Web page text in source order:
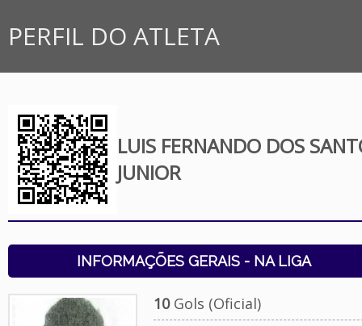
PERFIL DO ATLETA
LUIS FERNANDO DOS
JUNIOR
INFORMAÇÕES GERAIS - NA LIGA
10Gols (Oficial)